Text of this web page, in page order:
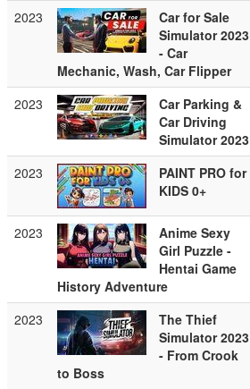
2023
Car for Sale
Simulator 2023
- Car
Mechanic, Wash, Car Flipper
2023
Car Parking &
Car Driving
Simulator 2023
2023
PAINT PRO for
KIDS 0+
2023
Anime Sexy
Girl Puzzle -
Hentai Game
History Adventure
2023
The Thief
Simulator 2023
- From Crook
to Boss